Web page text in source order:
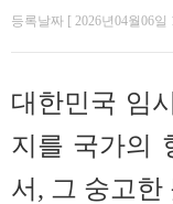
등록날짜 [ 2026년04월06일
대한민국 임
지를 국가의
서, 그 숭고한